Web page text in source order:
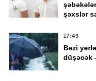
şəxslər
17:43
Bəzi
düşəcək